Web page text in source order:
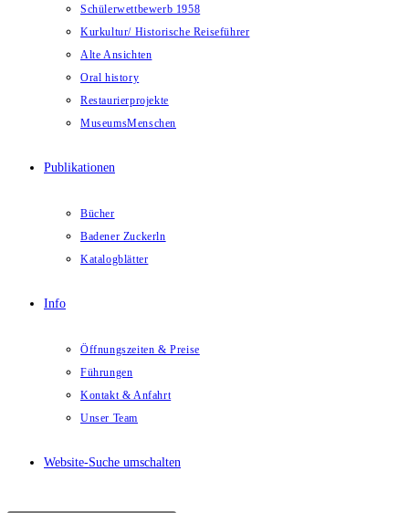
Schülerwettbewerb 1958
Kurkultur/ Historische Reiseführer
Alte Ansichten
Oral history
Restaurierprojekte
MuseumsMenschen
Publikationen
Bücher
Badener Zuckerln
Katalogblätter
Info
Öffnungszeiten & Preise
Führungen
Kontakt & Anfahrt
Unser Team
Website-Suche umschalten